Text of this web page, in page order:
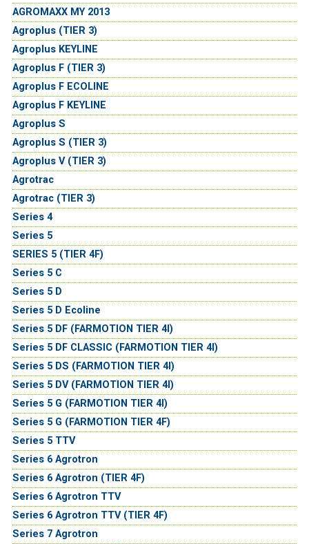
AGROMAXX MY 2013
Agroplus (TIER 3)
Agroplus KEYLINE
Agroplus F (TIER 3)
Agroplus F ECOLINE
Agroplus F KEYLINE
Agroplus S
Agroplus S (TIER 3)
Agroplus V (TIER 3)
Agrotrac
Agrotrac (TIER 3)
Series 4
Series 5
SERIES 5 (TIER 4F)
Series 5 C
Series 5 D
Series 5 D Ecoline
Series 5 DF (FARMOTION TIER 4I)
Series 5 DF CLASSIC (FARMOTION TIER 4I)
Series 5 DS (FARMOTION TIER 4I)
Series 5 DV (FARMOTION TIER 4I)
Series 5 G (FARMOTION TIER 4I)
Series 5 G (FARMOTION TIER 4F)
Series 5 TTV
Series 6 Agrotron
Series 6 Agrotron (TIER 4F)
Series 6 Agrotron TTV
Series 6 Agrotron TTV (TIER 4F)
Series 7 Agrotron